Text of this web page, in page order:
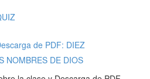
de PDF: DIEZ
NOMBRES DE DIOS